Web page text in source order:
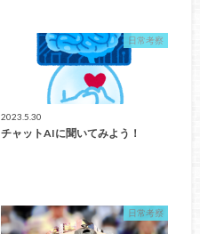
日常考察
2023.5.30
チャットAIに聞いてみよう！
日常考察